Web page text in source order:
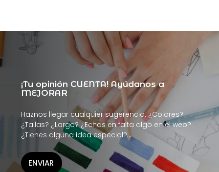
¡Tu opinión CUENTA! Ayúdanos a
MEJORAR
Haznos llegar cualquier sugerencia. ¿Colores?
¿Tallas? ¿Largo? ¿Echas en falta algo en el web?
¿Tienes alguna idea especial?…
ENVIAR